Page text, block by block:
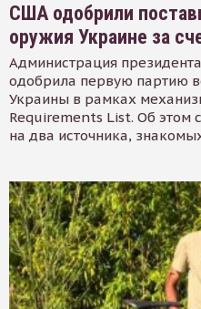
США одобрили
оружия Украине за
Администрация
одобрила первую партию
Украины в рамках
Requirements List. Об этом
на два источника,